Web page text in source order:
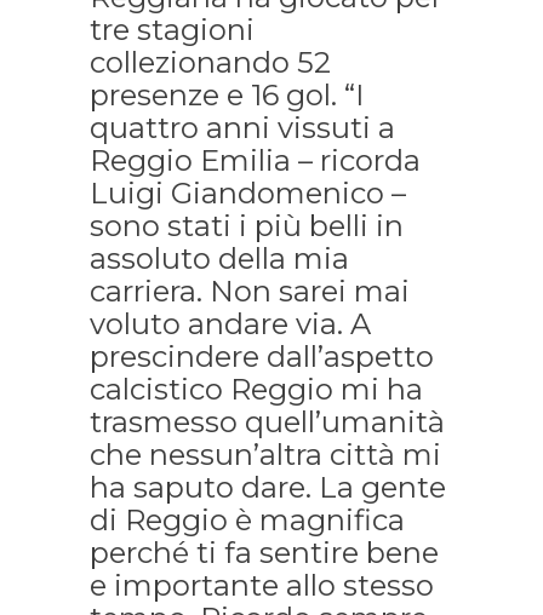
tre stagioni
collezionando 52
presenze e 16 gol. “I
quattro anni vissuti a
Reggio Emilia – ricorda
Luigi Giandomenico –
sono stati i più belli in
assoluto della mia
carriera. Non sarei mai
voluto andare via. A
prescindere dall’aspetto
calcistico Reggio mi ha
trasmesso quell’umanità
che nessun’altra città mi
ha saputo dare. La gente
di Reggio è magnifica
perché ti fa sentire bene
e importante allo stesso